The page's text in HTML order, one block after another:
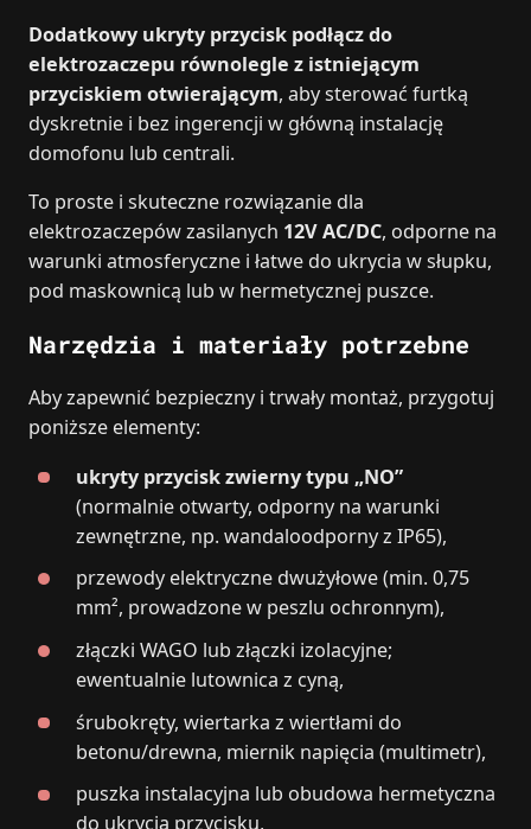
Dodatkowy ukryty przycisk podłącz do
elektrozaczepu równolegle z istniejącym
przyciskiem otwierającym, aby sterować furtką
dyskretnie i bez ingerencji w główną instalację
domofonu lub centrali.
To proste i skuteczne rozwiązanie dla
elektrozaczepów zasilanych 12V AC/DC, odporne na
warunki atmosferyczne i łatwe do ukrycia w słupku,
pod maskownicą lub w hermetycznej puszce.
Narzędzia i materiały potrzebne
Aby zapewnić bezpieczny i trwały montaż, przygotuj
poniższe elementy:
ukryty przycisk zwierny typu „NO”
(normalnie otwarty, odporny na warunki
zewnętrzne, np. wandaloodporny z IP65),
przewody elektryczne dwużyłowe (min. 0,75
mm², prowadzone w peszlu ochronnym),
złączki WAGO lub złączki izolacyjne;
ewentualnie lutownica z cyną,
śrubokręty, wiertarka z wiertłami do
betonu/drewna, miernik napięcia (multimetr),
puszka instalacyjna lub obudowa hermetyczna
do ukrycia przycisku,